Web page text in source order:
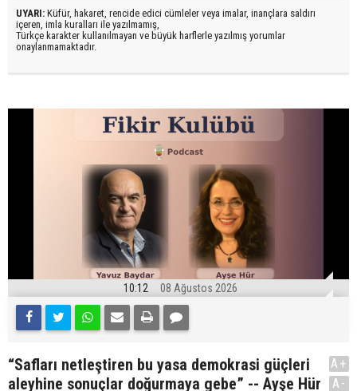
UYARI: Küfür, hakaret, rencide edici cümleler veya imalar, inançlara saldırı
içeren, imla kuralları ile yazılmamış,
Türkçe karakter kullanılmayan ve büyük harflerle yazılmış yorumlar
onaylanmamaktadır.
10:12 08 Ağustos 2026
“Safları netleştiren bu yasa demokrasi güçleri
aleyhine sonuçlar doğurmaya gebe” -- Ayşe Hür
A+
A-